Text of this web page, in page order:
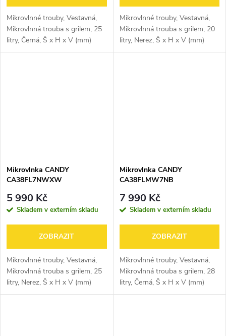
Mikrovlnné trouby, Vestavná,
Mikrovlnná trouba s grilem, 25
litry, Černá, Š x H x V (mm)
595x367,5x385
Mikrovlnné trouby, Vestavná,
Mikrovlnná trouba s grilem, 20
litry, Nerez, Š x H x V (mm)
595x314x390
Mikrovlnka CANDY
CA38FL7NWXW
5 990 Kč
Skladem v externím skladu
ZOBRAZIT
Mikrovlnné trouby, Vestavná,
Mikrovlnná trouba s grilem, 25
litry, Nerez, Š x H x V (mm)
595x367,5x385
Mikrovlnka CANDY
CA38FLMW7NB
7 990 Kč
Skladem v externím skladu
ZOBRAZIT
Mikrovlnné trouby, Vestavná,
Mikrovlnná trouba s grilem, 28
litry, Černá, Š x H x V (mm)
595x401x388